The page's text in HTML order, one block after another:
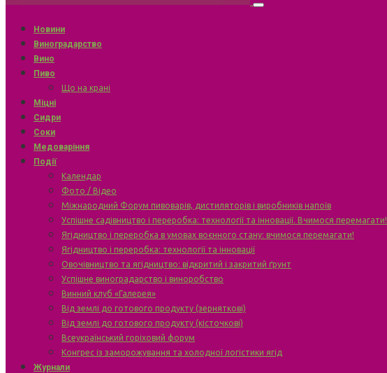
Новини
Виноградарство
Вино
Пиво
Що на крані
Міцні
Сидри
Соки
Медоваріння
Події
Календар
Фото / Відео
Міжнародний Форум пивоварів, дистиляторів і виробників напоїв
Успішне садівництво і переробка: технології та інновації. Вчимося перемагати!
Ягідництво і переробка в умовах воєнного стану: вчимося перемагати!
Ягідництво і переробка: технології та інновації
Овочівництво та ягідництво: відкритий і закритий ґрунт
Успішне виноградарство і виноробство
Винний клуб «Галерея»
Від землі до готового продукту (зерняткові)
Від землі до готового продукту (кісточкові)
Всеукраїнський горіховий форум
Конгрес із заморожування та холодної логістики ягід
Журнали